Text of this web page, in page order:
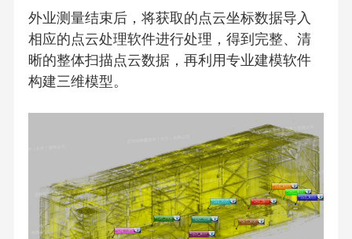
外业测量结束后，将获取的点云坐标数据导入
相应的点云处理软件进行处理，得到完整、清
晰的整体扫描点云数据，再利用专业建模软件
构建三维模型。